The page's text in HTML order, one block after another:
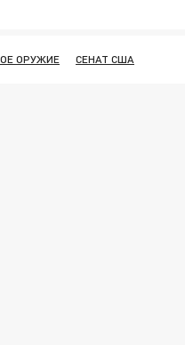
ОРУЖИЕ СЕНАТ США